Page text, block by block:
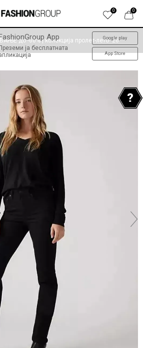
0
0
App
Преземи ја бесплатната
Google play
App Store
до -60% | колекција пролет-лето '26